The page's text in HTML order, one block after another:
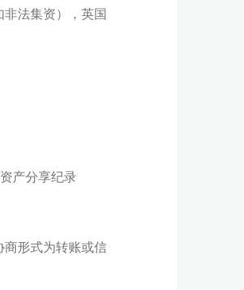
法集资），英国
产分享纪录
形式为转账或信